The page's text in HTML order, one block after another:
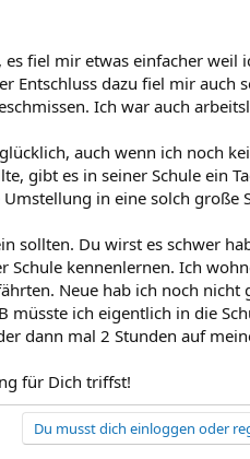
fiel mir etwas einfacher weil
Entschluss dazu fiel mir auch
Ich war auch
auch wenn ich noch
gibt es in seiner Schule ein
in eine solch große
sollten. Du wirst es schwer
Schule kennenlernen. Ich
Neue hab ich noch nicht
ich eigentlich in die
dann mal 2 Stunden auf
für Dich triffst!
Du musst dich einloggen oder